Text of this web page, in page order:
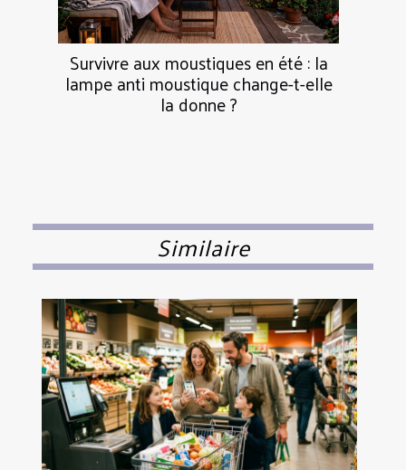
Survivre aux moustiques en été : la
lampe anti moustique change-t-elle
la donne ?
Similaire